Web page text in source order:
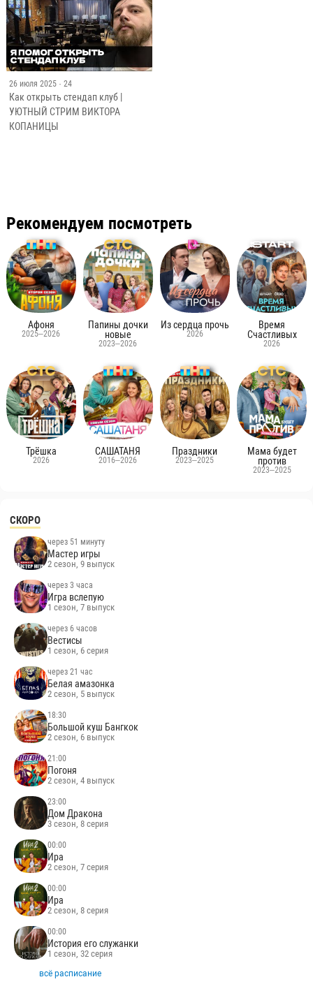
26 июля 2025 · 24
Как открыть стендап клуб |
УЮТНЫЙ СТРИМ ВИКТОРА
КОПАНИЦЫ
Рекомендуем посмотреть
Афоня
2025–2026
Папины дочки
новые
2023–2026
Из сердца прочь
2026
Время
Счастливых
2026
Трёшка
2026
САШАТАНЯ
2016–2026
Праздники
2023–2025
Мама будет
против
2023–2025
СКОРО
через 51 минуту
Мастер игры
2 сезон, 9 выпуск
через 3 часа
Игра вслепую
1 сезон, 7 выпуск
через 6 часов
Вестисы
1 сезон, 6 серия
через 21 час
Белая амазонка
2 сезон, 5 выпуск
18:30
Большой куш Бангкок
2 сезон, 6 выпуск
21:00
Погоня
2 сезон, 4 выпуск
23:00
Дом Дракона
3 сезон, 8 серия
00:00
Ира
2 сезон, 7 серия
00:00
Ира
2 сезон, 8 серия
00:00
История его служанки
1 сезон, 32 серия
всё расписание